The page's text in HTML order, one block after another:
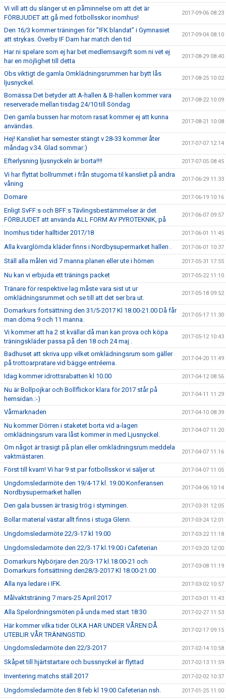
Vi vill att du slänger ut en påminnelse om att det är
FÖRBJUDET att gå med fotbollsskor inomhus!
2017-09-06 08:23
Den 16/3 kommer träningen för ”IFK blandat” i Gymnasiet
att strykas. Överby IF Dam har match den tid
2017-09-04 08:10
Har ni spelare som ej har bet medlemsavgift som ni vet ej
har en möjlighet till detta
2017-08-29 08:40
Obs viktigt de gamla Omklädningsrummen har bytt lås
ljusnyckel.
2017-08-25 10:02
Bomässa Det betyder att A-hallen & B-hallen kommer vara
reserverade mellan tisdag 24/10 till Söndag
2017-08-22 10:09
Den gamla bussen har motorn rasat kommer ej att kunna
användas.
2017-08-21 10:08
Hej! Kansliet har semester stängt v 28-33 kommer åter
måndag v.34. Glad sommar:)
2017-07-07 12:14
Efterlysning ljusnyckeln är borta!!!! 2017-07-05 08:45
Vi har flyttat bollrummet i från stugorna til kansliet på andra
våning
2017-06-29 11:33
Domare 2017-06-19 10:16
Enligt SvFF:s och BFF:s Tävlingsbestämmelser är det
FÖRBJUDET att använda ALL FORM AV PYROTEKNIK, på
2017-06-07 09:57
Inomhus tider halltider 2017/18 2017-06-01 11:45
Alla kvarglömda kläder finns i Nordbysupermarket hallen . 2017-06-01 10:37
Ställ alla målen vid 7 manna planen eller ute i hörnen 2017-05-31 17:55
Nu kan vi erbjuda ett tränings packet 2017-05-22 11:10
Tränare för respektive lag måste vara sist ut ur
omklädningsrummet och se till att det ser bra ut.
2017-05-18 09:52
Domarkurs fortsättning den 31/5-2017 Kl 18.00-21.00 Då får
man döma 9 och 11 manna.
2017-05-17 11:30
Vi kommer att ha 2 st kvällar då man kan prova och köpa
träningskläder passa på den 18 och 24 maj .
2017-05-12 10:43
Badhuset att skriva upp vilket omklädningsrum som gäller
på trottoarpratare vid bägge entréerna.
2017-04-20 11:49
Idag kommer idrottsrabatten kl 10.00 2017-04-12 08:56
Nu är Bollpojkar och Bollflickor klara för 2017 står på
hemsidan.:-)
2017-04-11 11:29
Vårmarknaden 2017-04-10 08:39
Nu kommer Dörren i staketet borta vid a-lagen
omklädningsrum vara låst kommer in med Ljusnyckel.
2017-04-07 11:20
Om något är trasigt på plan eller omklädningsrum meddela
vaktmästaren.
2017-04-07 11:16
Först till kvarn! Vi har 9 st par fotbollsskor vi säljer ut 2017-04-07 11:05
Ungdomsledarmöte den 19/4-17 kl. 19.00 Konferansen
Nordbysupermarket hallen
2017-04-06 10:14
Den gala bussen är trasig trög i styrningen. 2017-03-31 12:05
Bollar material västar allt finns i stuga Glenn. 2017-03-24 12:01
Ungdomsledarmöte 22/3-17 kl 19.00 2017-03-22 11:18
Ungdomsledarmöte den 22/3-17 kl.19.00 i Cafeterian 2017-03-20 12:00
Domarkurs Nybörjare den 20/3-17 kl.18.00-21 och
Domarkurs fortsättning den28/3-2017 Kl 18.00-21.00
2017-03-08 11:19
Alla nya ledare i IFK. 2017-03-02 10:57
Målvaktsträning 7 mars-25 April 2017 2017-03-01 11:43
Alla Spelordningsmöten på unda med start 18:30 2017-02-27 11:53
Här kommer vilka tider OLKA HAR UNDER VÅREN DÅ
UTEBLIR VÅR TRÄNINGSTID.
2017-02-17 09:15
Ungdomsledarmöte den 22/3-2017 2017-02-14 10:58
Skåpet till hjärtstartare och bussnyckel är flyttad 2017-02-13 11:59
Inventering matchs ställ 2017 2017-02-02 10:37
Ungdomsledarmöte den 8 feb kl 19.00 Cafeterian nsh. 2017-01-25 11:00